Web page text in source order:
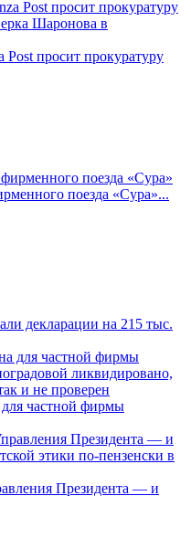
Post просит прокуратуру
поезда «Сура»...
декларации на 215 тыс.
частной фирмы
Президента — и